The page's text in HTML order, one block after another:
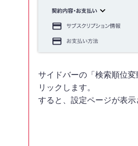
サイドバーの「検索順位
リックします。
すると、設定ページが表示